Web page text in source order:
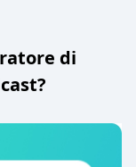
di